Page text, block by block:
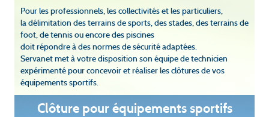
Pour les professionnels, les collectivités et les particuliers,
la délimitation des terrains de sports, des stades, des terrains de
foot, de tennis ou encore des piscines
doit répondre à des normes de sécurité adaptées.
Servanet met à votre disposition son équipe de technicien
expérimenté pour concevoir et réaliser les clôtures de vos
équipements sportifs.
Clôture pour équipements sportifs